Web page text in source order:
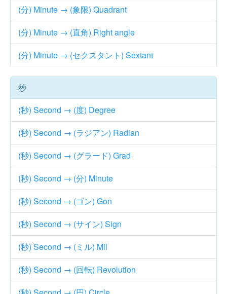
(分) Minute → (象限) Quadrant
(分) Minute → (直角) Right angle
(分) Minute → (セクスタント) Sextant
秒
(秒) Second → (度) Degree
(秒) Second → (ラジアン) Radian
(秒) Second → (グラード) Grad
(秒) Second → (分) Minute
(秒) Second → (ゴン) Gon
(秒) Second → (サイン) Sign
(秒) Second → (ミル) Mil
(秒) Second → (回転) Revolution